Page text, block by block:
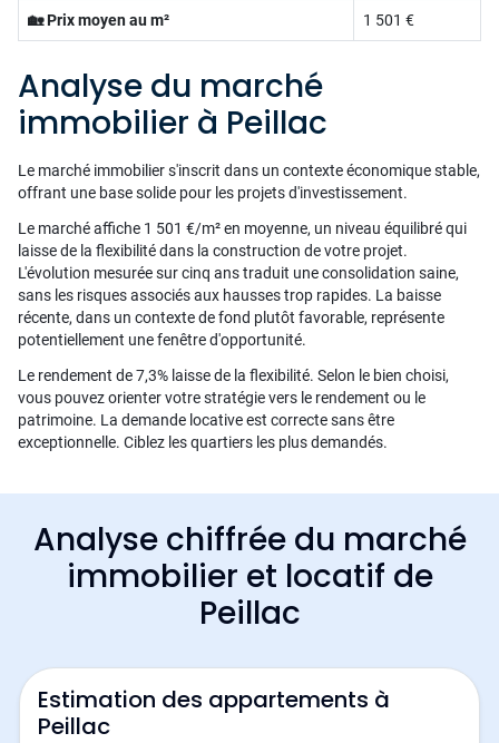
🏡 Prix moyen au m² 1 501 €
Analyse du marché
immobilier à Peillac
Le marché immobilier s'inscrit dans un contexte économique stable,
offrant une base solide pour les projets d'investissement.
Le marché affiche 1 501 €/m² en moyenne, un niveau équilibré qui
laisse de la flexibilité dans la construction de votre projet.
L'évolution mesurée sur cinq ans traduit une consolidation saine,
sans les risques associés aux hausses trop rapides. La baisse
récente, dans un contexte de fond plutôt favorable, représente
potentiellement une fenêtre d'opportunité.
Le rendement de 7,3% laisse de la flexibilité. Selon le bien choisi,
vous pouvez orienter votre stratégie vers le rendement ou le
patrimoine. La demande locative est correcte sans être
exceptionnelle. Ciblez les quartiers les plus demandés.
Analyse chiffrée du marché
immobilier et locatif de
Peillac
Estimation des appartements à
Peillac